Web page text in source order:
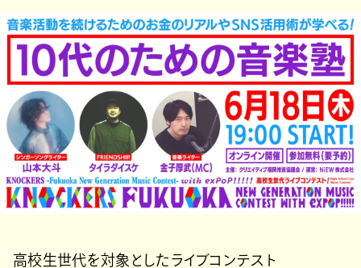
高校生世代を対象としたライブコンテスト